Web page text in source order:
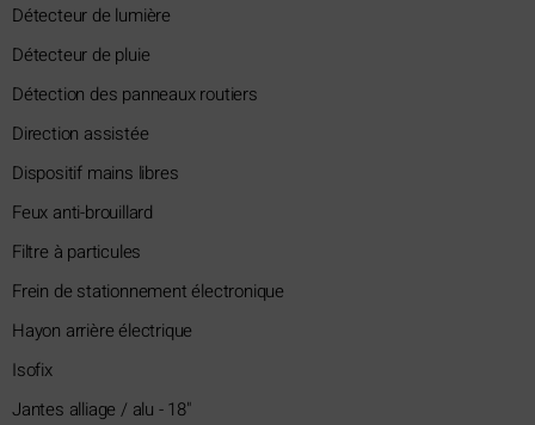
Détecteur de lumière
Détecteur de pluie
Détection des panneaux routiers
Direction assistée
Dispositif mains libres
Feux anti-brouillard
Filtre à particules
Frein de stationnement électronique
Hayon arrière électrique
Isofix
Jantes alliage / alu - 18"